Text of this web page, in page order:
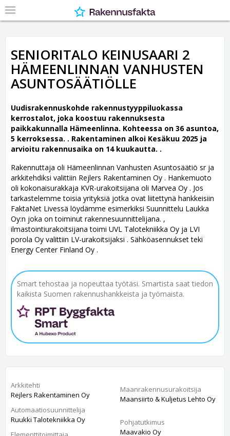
SENIORITALO KEINUSAARI 2
HÄMEENLINNAN VANHUSTEN
ASUNTOSÄÄTIÖLLE
Uudisrakennuskohde rakennustyyppiluokassa
kerrostalot, joka koostuu rakennuksesta
paikkakunnalla Hämeenlinna. Kohteessa on 36 asuntoa,
5 kerroksessa. . Rakentaminen alkoi Kesäkuu 2025 ja
arvioitu rakennusaika on 14 kuukautta. .
Rakennuttaja oli Hämeenlinnan Vanhusten Asuntosäätiö sr ja
arkkitehdiksi valittiin Rejlers Rakentaminen Oy . Hankemuoto
oli kokonaisurakkaja KVR-urakoitsijana oli Marvea Oy . Jos
tarkastelemme toisia yrityksiä jotka ovat liitettynä hankkeisiin
FaktaNet Livessä löydämme esimerkiksi Suunnittelu Laukka
Oy:n joka on toiminut rakennesuunnittelijana. ,
ilmastointiurakoitsijana toimi UVL Talotekniikka Oy ja LVI
porola Oy valittiin LV-urakoitsijaksi . Sähköasennukset teki
Energy Center Finland Oy .
Smart tehostaa ja nopeuttaa työtäsi. Smartista saat tiedon
kaikista Suomen rakennushankkeista ja työmaista.
Arkkitehti
Rejlers Rakentaminen Oy
Automaatiosuunnittelija
Ruukki Talotekniikka Oy
Maanrakennusurakoitsija
Maansiirto & Kuljetus Lehto Oy
Pohjatutkimus
Maavakio Oy